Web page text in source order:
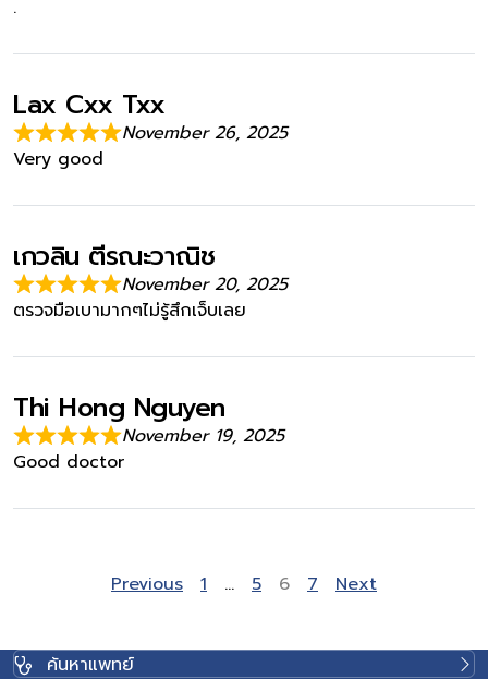
.
Lax Cxx Txx
November 26, 2025
Very good
เกวลิน ตีรณะวาณิช
November 20, 2025
ตรวจมือเบามากๆไม่รู้สึกเจ็บเลย
Thi Hong Nguyen
November 19, 2025
Good doctor
Site Reviews
Previous Page
1 … Page
5 Page
6 Page
7 Next
ค้นหาแพทย์